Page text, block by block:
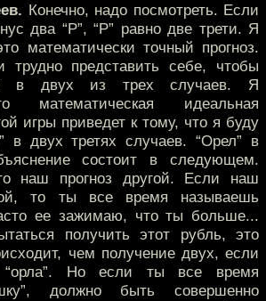
Конечно, надо посмотреть. Если
два “P”, “P” равно две трети. Я
математически точный прогноз.
трудно представить себе, чтобы
в двух из трех случаев. Я
математическая идеальная
игры приведет к тому, что я буду
в двух третях случаев. “Орел” в
состоит в следующем.
наш прогноз другой. Если наш
то ты все время называешь
ее зажимаю, что ты больше...
получить этот рубль, это
чем получение двух, если
Но если ты все время
должно быть совершенно